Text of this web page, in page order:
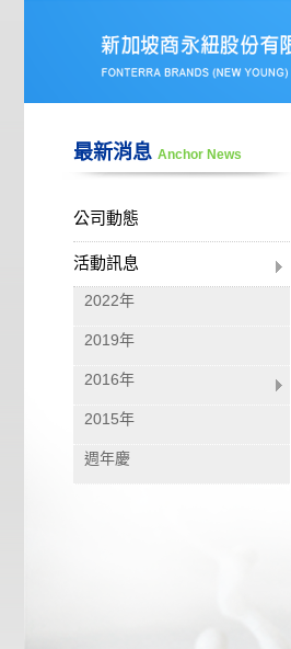
最新消息 Anchor News
公司動態
活動訊息
2022年
2019年
2016年
2015年
週年慶